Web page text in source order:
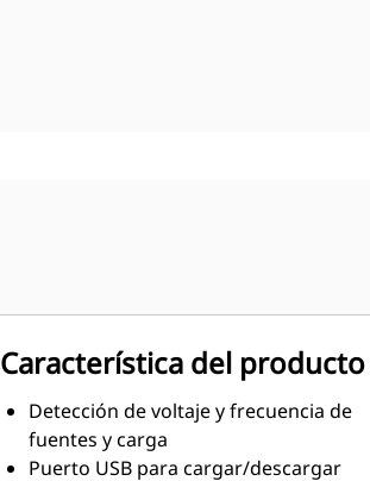
Característica del producto
Detección de voltaje y frecuencia de
fuentes y carga
Puerto USB para cargar/descargar